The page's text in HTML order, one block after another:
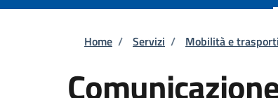
Briciole di pane
Home / Servizi / Mobilità e trasporti